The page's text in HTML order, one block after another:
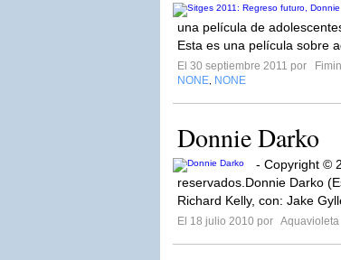
una película de
Esta es una película sobre
El 30 septiembre 2011 por
Fimin
NONE NONE
Donnie Darko
- Copyright ©
reservados.Donnie Darko
Richard Kelly, con: Jake
El 18 julio 2010 por Aquavioleta